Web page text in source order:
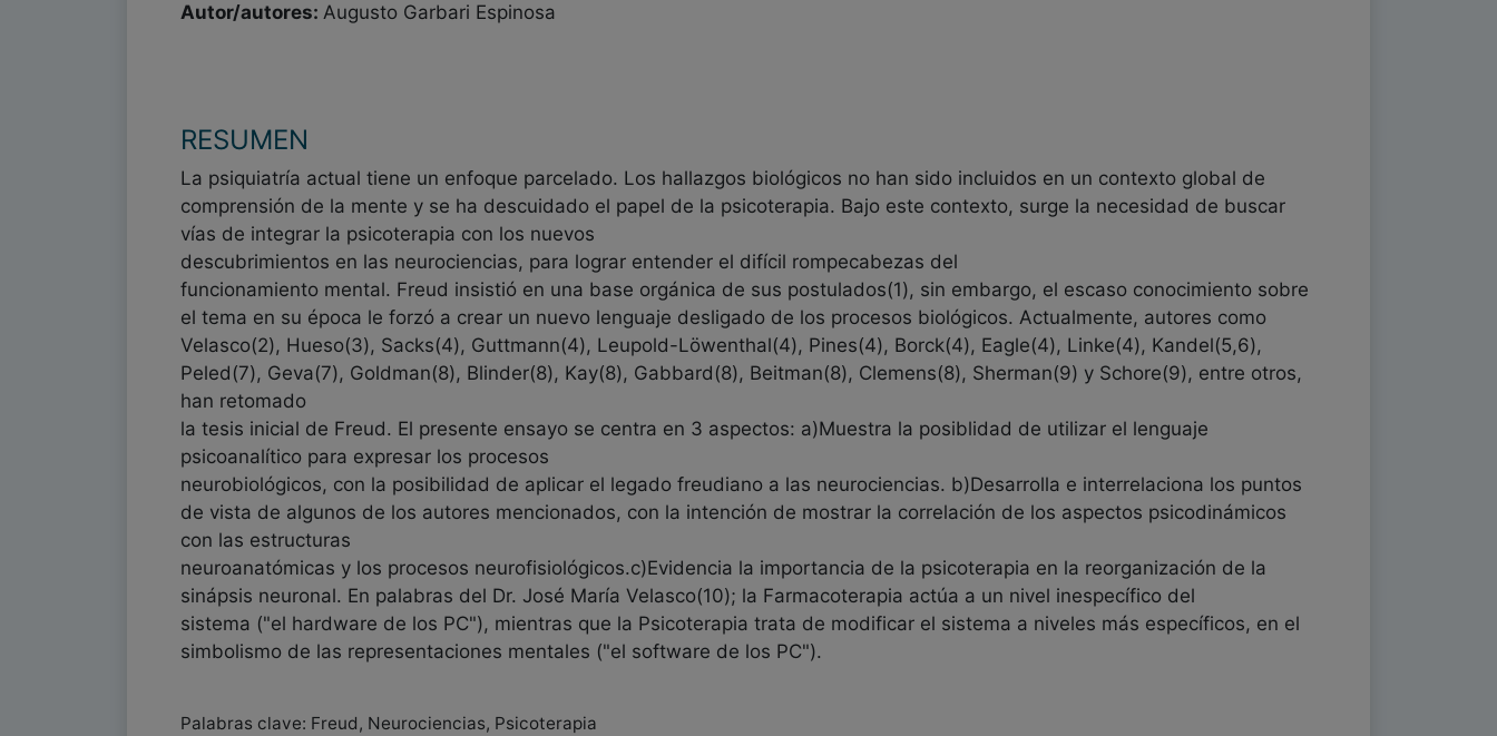
Autor/autores: Augusto Garbari Espinosa
RESUMEN
La psiquiatría actual tiene un enfoque parcelado. Los hallazgos biológicos no han sido incluidos en un contexto global de
comprensión de la mente y se ha descuidado el papel de la psicoterapia. Bajo este contexto, surge la necesidad de buscar
vías de integrar la psicoterapia con los nuevos
descubrimientos en las neurociencias, para lograr entender el difícil rompecabezas del
funcionamiento mental. Freud insistió en una base orgánica de sus postulados(1), sin embargo, el escaso conocimiento sobre
el tema en su época le forzó a crear un nuevo lenguaje desligado de los procesos biológicos. Actualmente, autores como
Velasco(2), Hueso(3), Sacks(4), Guttmann(4), Leupold-Löwenthal(4), Pines(4), Borck(4), Eagle(4), Linke(4), Kandel(5,6),
Peled(7), Geva(7), Goldman(8), Blinder(8), Kay(8), Gabbard(8), Beitman(8), Clemens(8), Sherman(9) y Schore(9), entre otros,
han retomado
la tesis inicial de Freud. El presente ensayo se centra en 3 aspectos: a)Muestra la posiblidad de utilizar el lenguaje
psicoanalítico para expresar los procesos
neurobiológicos, con la posibilidad de aplicar el legado freudiano a las neurociencias. b)Desarrolla e interrelaciona los puntos
de vista de algunos de los autores mencionados, con la intención de mostrar la correlación de los aspectos psicodinámicos
con las estructuras
neuroanatómicas y los procesos neurofisiológicos.c)Evidencia la importancia de la psicoterapia en la reorganización de la
sinápsis neuronal. En palabras del Dr. José María Velasco(10); la Farmacoterapia actúa a un nivel inespecífico del
sistema ("el hardware de los PC"), mientras que la Psicoterapia trata de modificar el sistema a niveles más específicos, en el
simbolismo de las representaciones mentales ("el software de los PC").
Palabras clave: Freud, Neurociencias, Psicoterapia